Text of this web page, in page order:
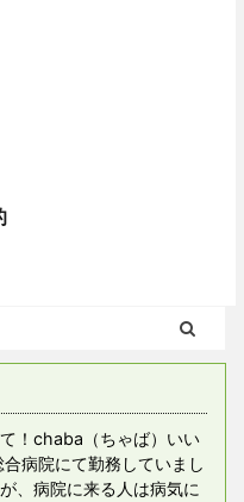
！chaba（ちゃば）いい
病院にて勤務していまし
、病院に来る人は病気に